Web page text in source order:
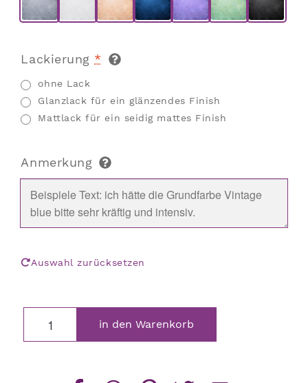
Lackierung *
ohne Lack
Glanzlack für ein glänzendes Finish
Mattlack für ein seidig mattes Finish
Anmerkung
Auswahl zurücksetzen
in den Warenkorb